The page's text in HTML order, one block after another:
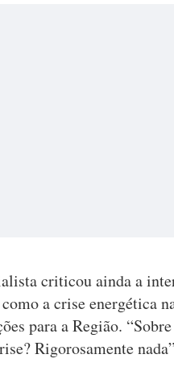
criticou ainda a
a crise energética
para a Região.
Rigorosamente